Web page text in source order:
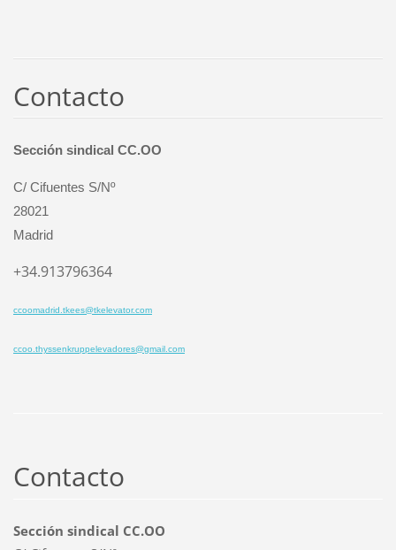
Contacto
Sección sindical CC.OO
C/ Cifuentes S/Nº
28021
Madrid
+34.913796364
ccoomadrid.tkees@tkelevator.com
ccoo.thyssenkruppelevadores@gmail.com
Contacto
Sección sindical CC.OO